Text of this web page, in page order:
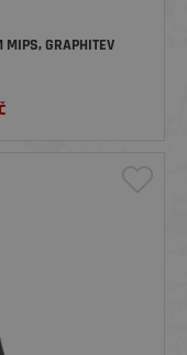
GRAPHITEV